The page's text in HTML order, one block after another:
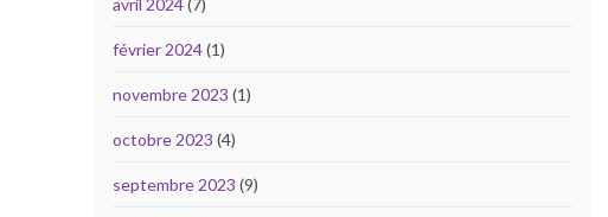
février 2024(1)
novembre 2023 (1)
octobre 2023 (4)
septembre 2023 (9)